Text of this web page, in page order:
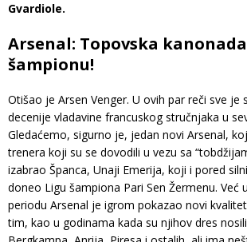
Gvardiole.
Arsenal: Topovska
šampionu!
Otišao je Arsen Venger. U ovih par reči sve je
decenije vladavine francuskog stručnjaka u
Gledaćemo, sigurno je, jedan novi Arsenal,
trenera koji su se dovodili u vezu sa
izabrao Španca, Unaji Emerija, koji i pored
doneo Ligu šampiona Pari Sen Žermenu. Već
periodu Arsenal je igrom pokazao novi
tim, kao u godinama kada su njihov dres